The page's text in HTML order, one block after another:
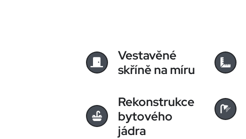
Vestavěné
skříně na míru
Rekonstrukce
bytového
jádra